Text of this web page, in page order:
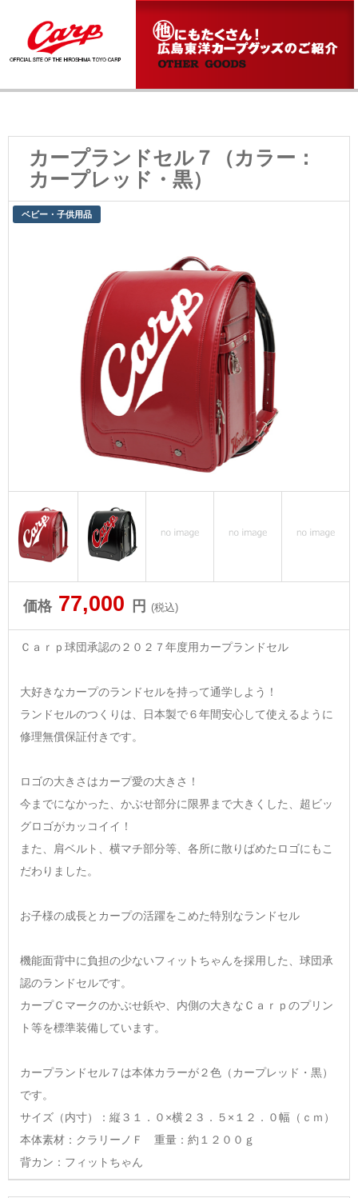
カープランドセル７（カラー：
カープレッド・黒）
ベビー・子供用品
価格 77,000 円 (税込)
Ｃａｒｐ球団承認の２０２７年度用カープランドセル
大好きなカープのランドセルを持って通学しよう！
ランドセルのつくりは、日本製で６年間安心して使えるように
修理無償保証付きです。
ロゴの大きさはカープ愛の大きさ！
今までになかった、かぶせ部分に限界まで大きくした、超ビッ
グロゴがカッコイイ！
また、肩ベルト、横マチ部分等、各所に散りばめたロゴにもこ
だわりました。
お子様の成長とカープの活躍をこめた特別なランドセル
機能面背中に負担の少ないフィットちゃんを採用した、球団承
認のランドセルです。
カープＣマークのかぶせ鋲や、内側の大きなＣａｒｐのプリン
ト等を標準装備しています。
カープランドセル７は本体カラーが２色（カープレッド・黒）
です。
サイズ（内寸）：縦３１．０×横２３．５×１２．０幅（ｃｍ）
本体素材：クラリーノＦ 重量：約１２００ｇ
背カン：フィットちゃん